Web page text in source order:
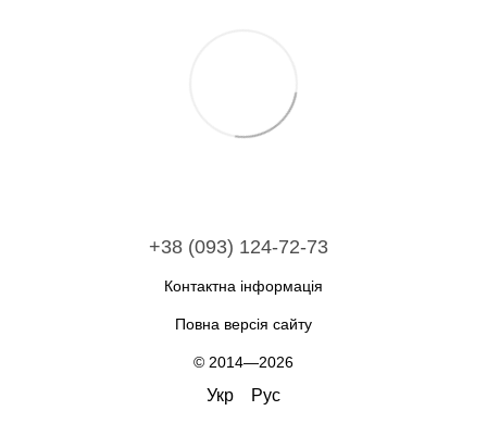
+38 (093) 124-72-73
Контактна інформація
Повна версія сайту
© 2014—2026
Укр Рус